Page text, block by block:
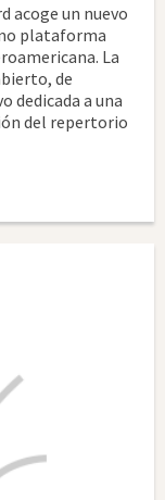
acoge un nuevo
plataforma
La
de
dedicada a una
del repertorio